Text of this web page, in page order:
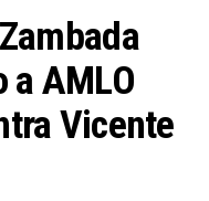
a AMLO
Vicente